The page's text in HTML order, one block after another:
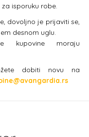
isporuku robe.
dovoljno je prijaviti se,
desnom uglu.
kupovine moraju
dobiti novu na